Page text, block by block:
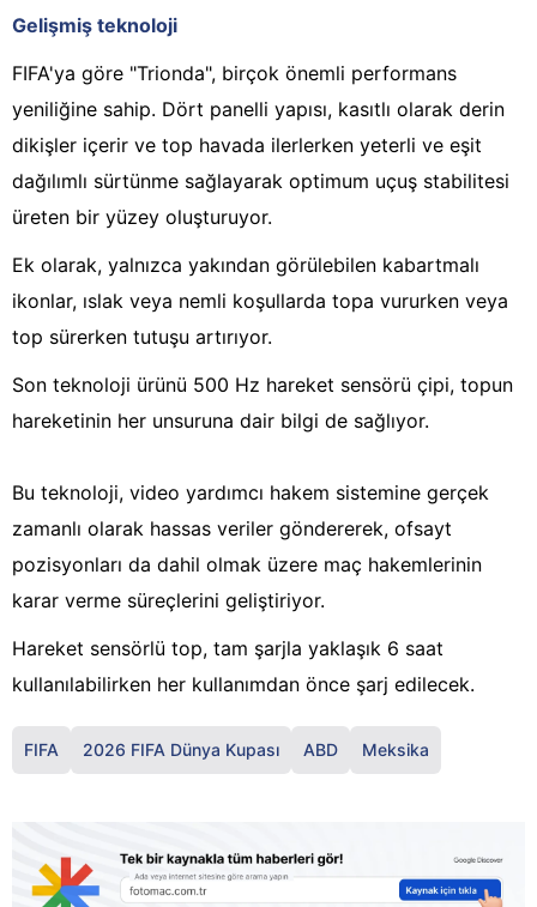
Gelişmiş teknoloji
FIFA'ya göre "Trionda", birçok önemli performans
yeniliğine sahip. Dört panelli yapısı, kasıtlı olarak derin
dikişler içerir ve top havada ilerlerken yeterli ve eşit
dağılımlı sürtünme sağlayarak optimum uçuş stabilitesi
üreten bir yüzey oluşturuyor.
Ek olarak, yalnızca yakından görülebilen kabartmalı
ikonlar, ıslak veya nemli koşullarda topa vururken veya
top sürerken tutuşu artırıyor.
Son teknoloji ürünü 500 Hz hareket sensörü çipi, topun
hareketinin her unsuruna dair bilgi de sağlıyor.
Bu teknoloji, video yardımcı hakem sistemine gerçek
zamanlı olarak hassas veriler göndererek, ofsayt
pozisyonları da dahil olmak üzere maç hakemlerinin
karar verme süreçlerini geliştiriyor.
Hareket sensörlü top, tam şarjla yaklaşık 6 saat
kullanılabilirken her kullanımdan önce şarj edilecek.
FIFA 2026 FIFA Dünya Kupası ABD Meksika